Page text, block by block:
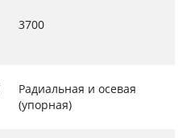
3700
Радиальная и осевая
(упорная)